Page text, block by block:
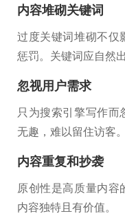
内容堆砌关键词
过度关键词堆砌不仅
惩罚。关键词应自然
忽视用户需求
只为搜索引擎写作
无趣，难以留住访客。
内容重复和抄袭
原创性是高质量内容
内容独特且有价值。